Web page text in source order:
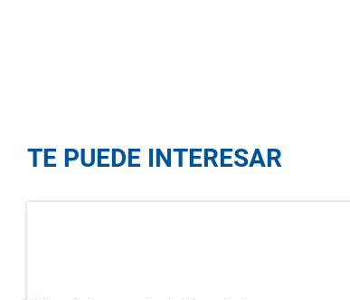
TE PUEDE INTERESAR